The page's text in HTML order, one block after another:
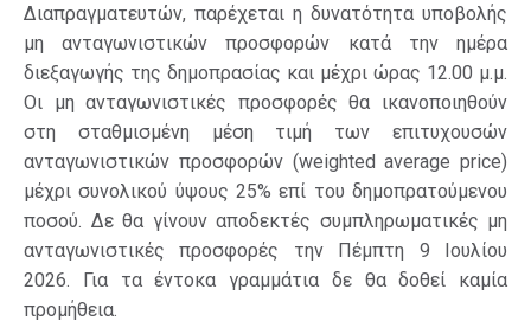
Διαπραγματευτών, παρέχεται η δυνατότητα υποβολής
μη ανταγωνιστικών προσφορών κατά την ημέρα
διεξαγωγής της δημοπρασίας και μέχρι ώρας 12.00 μ.μ.
Οι μη ανταγωνιστικές προσφορές θα ικανοποιηθούν
στη σταθμισμένη μέση τιμή των επιτυχουσών
ανταγωνιστικών προσφορών (weighted average price)
μέχρι συνολικού ύψους 25% επί του δημοπρατούμενου
ποσού. Δε θα γίνουν αποδεκτές συμπληρωματικές μη
ανταγωνιστικές προσφορές την Πέμπτη 9 Ιουλίου
2026. Για τα έντοκα γραμμάτια δε θα δοθεί καμία
προμήθεια.